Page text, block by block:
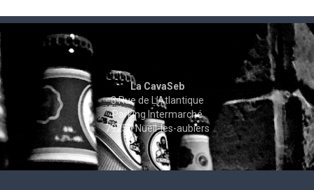
La CavaSeb
3 Rue de L'Atlantique
Parking Intermarché
79250 Nueil-les-aubiers